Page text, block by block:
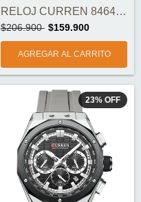
RELOJ CURREN 8464-3 ORIGINAL
$206.900 $159.900
23% OFF